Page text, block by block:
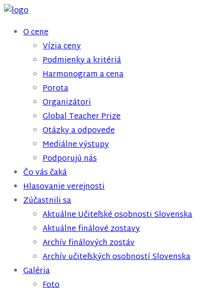
O cene
Vízia ceny
Podmienky a kritériá
Harmonogram a cena
Porota
Organizátori
Global Teacher Prize
Otázky a odpovede
Mediálne výstupy
Podporujú nás
Čo vás čaká
Hlasovanie verejnosti
Zúčastnili sa
Aktuálne Učiteľské osobnosti Slovenska
Aktuálne finálové zostavy
Archív finálových zostáv
Archív učiteľských osobností Slovenska
Galéria